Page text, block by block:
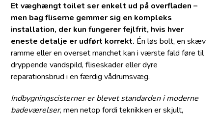
Et væghængt toilet ser enkelt ud på overfladen –
men bag fliserne gemmer sig en kompleks
installation, der kun fungerer fejlfrit, hvis hver
eneste detalje er udført korrekt. Én løs bolt, en skæv
ramme eller en overset manchet kan i værste fald føre til
dryppende vandspild, fliseskader eller dyre
reparationsbrud i en færdig vådrumsvæg.
Indbygningscisterner er blevet standarden i moderne
badeværelser, men netop fordi teknikken er skjult,